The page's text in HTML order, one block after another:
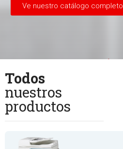
Ve nuestro catálogo completo
Todos
nuestros
productos